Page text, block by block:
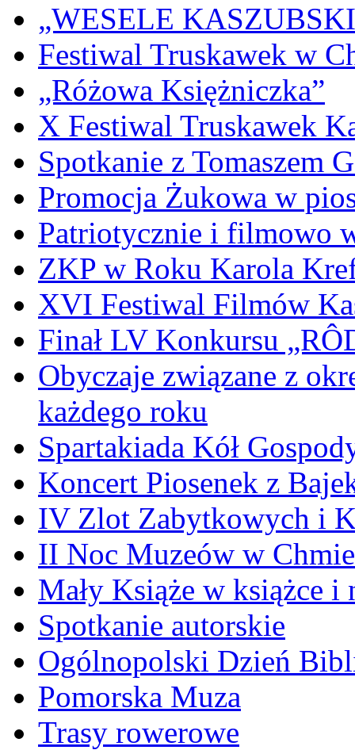
„WESELE
Festiwal Truskawek w
„Różowa Księżniczka”
X Festiwal Truskawek
Spotkanie z Tomaszem
Promocja Żukowa w
Patriotycznie i filmowo
ZKP w Roku Karola
XVI Festiwal Filmów
Finał LV Konkursu
Obyczaje związane z
każdego roku
Spartakiada Kół
Koncert Piosenek z
IV Zlot Zabytkowych i
II Noc Muzeów w
Mały Książe w książce i
Spotkanie autorskie
Ogólnopolski Dzień
Pomorska Muza
Trasy rowerowe